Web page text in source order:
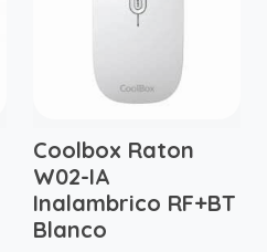
Coolbox Raton
W02-IA
Inalambrico RF+BT
Blanco